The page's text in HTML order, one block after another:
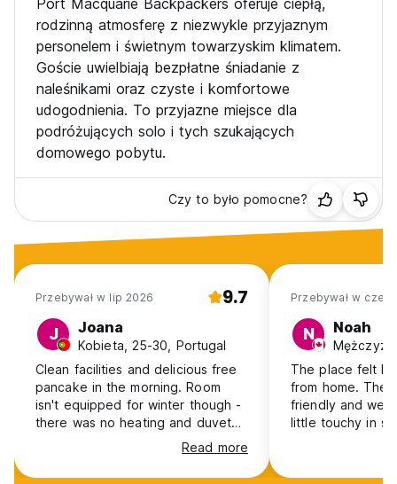
Port Macquarie Backpackers oferuje ciepłą,
rodzinną atmosferę z niezwykle przyjaznym
personelem i świetnym towarzyskim klimatem.
Goście uwielbiają bezpłatne śniadanie z
naleśnikami oraz czyste i komfortowe
udogodnienia. To przyjazne miejsce dla
podróżujących solo i tych szukających
domowego pobytu.
Czy to było pomocne?
Przebywał w lip 2026 9.7
J Joana
Kobieta, 25-30, Portugal
Clean facilities and delicious free
pancake in the morning. Room
isn't equipped for winter though -
there was no heating and duvet
was thin, so I was cold during the
Read more
Przebywał w cze
N Noah
The place felt
from home. The
friendly and
little touchy in
Overall loved it